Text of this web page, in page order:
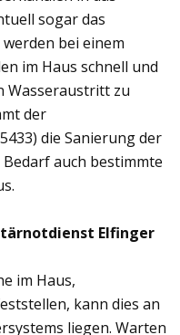
sogar das
bei einem
im Haus schnell und
Wasseraustritt zu
der
die Sanierung der
auch bestimmte
Elfinger
im Haus,
kann dies an
liegen. Warten